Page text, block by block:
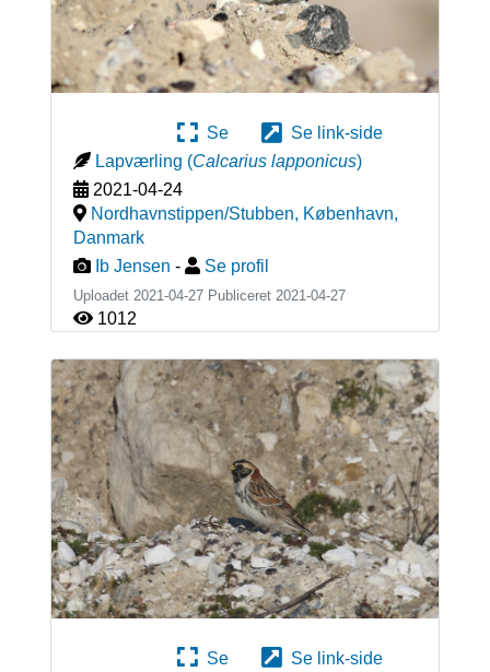
Se
Se link-side
Lapværling (Calcarius lapponicus)
2021-04-24
Nordhavnstippen/Stubben, København,
Danmark
Ib Jensen - Se profil
Uploadet 2021-04-27 Publiceret 2021-04-27
1012
Se Se link-side